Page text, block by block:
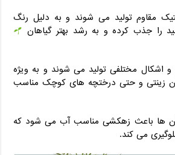
مقاوم تولید می شوند و به دلیل رنگ
را جذب کرده و به رشد بهتر گیاهان
و اشکال مختلفی تولید می شوند و به ویژه
زینتی و حتی درختچه های کوچک مناسب
ها باعث زهکشی مناسب آب می شود که
می کند.